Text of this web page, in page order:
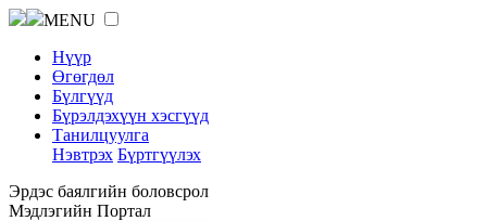
MENU
Нүүр
Өгөгдөл
Бүлгүүд
Бүрэлдэхүүн хэсгүүд
Танилцуулга
Нэвтрэх Бүртгүүлэх
Эрдэс баялгийн боловсрол
Мэдлэгийн Портал